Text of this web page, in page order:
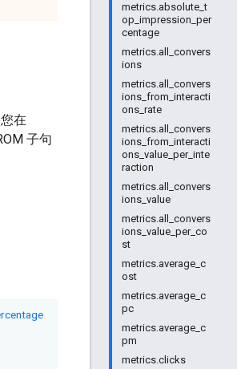
metrics.absolute_t
op_impression_per
centage
metrics.all_convers
ions
metrics.all_convers
ions_from_interacti
ons_rate
metrics.all_convers
ions_from_interacti
ons_value_per_inte
raction
metrics.all_convers
ions_value
metrics.all_convers
ions_value_per_co
st
metrics.average_c
ost
metrics.average_c
pc
metrics.average_c
pm
metrics.clicks
在
子句